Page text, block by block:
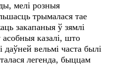
мелі розныя
трымалася тае
закапаныя ў зямлі
казалі, што
даўней вельмі часта былі
легенда, быццам